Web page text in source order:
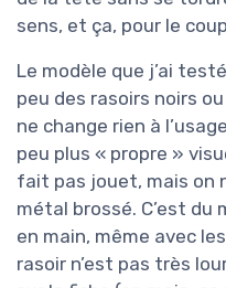
sens, et ça, pour le
Le modèle que j’ai
peu des rasoirs noirs
ne change rien à
peu plus « propre »
fait pas jouet, mais on
métal brossé. C’est
en main, même avec
rasoir n’est pas très